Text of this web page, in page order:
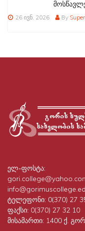
26 ივნ, 2026 By
ელ-ფოსტა:
ტელეფონი: 0(370) 27
ფაქსი: 0(370) 27 32 10
მისამართი: 1400 ქ.